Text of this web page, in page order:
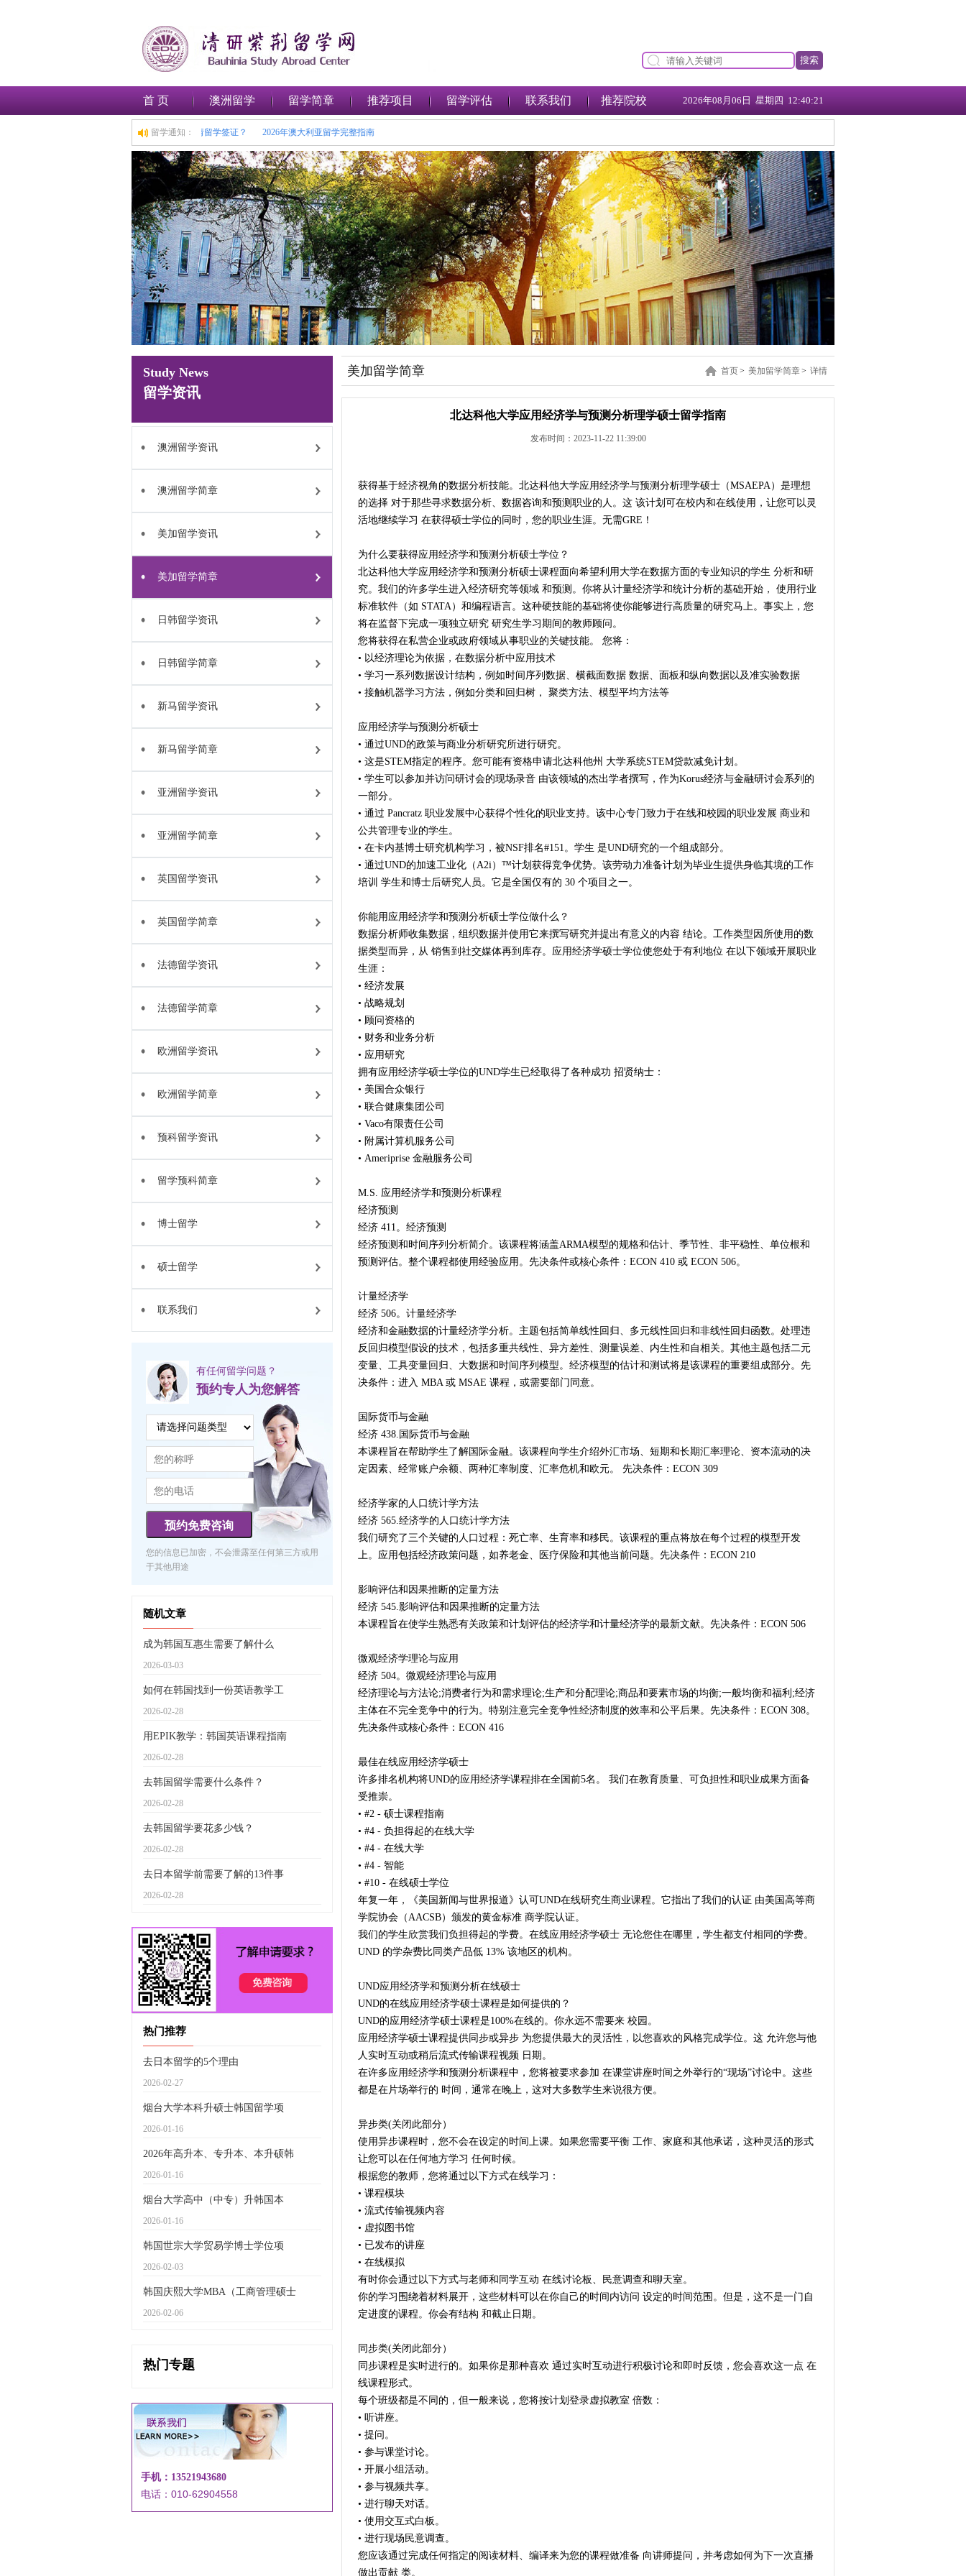
搜索
首 页 澳洲留学 留学简章 推荐项目 留学评估 联系我们 推荐院校 2026年08月06日 星期四 12:40:22
留学通知：
科到博士，擦亮眼睛守护求学之路 如何在澳大利亚申请留学签证？ 2026年澳大利亚留学完整指南
Study News
留学资讯
澳洲留学资讯
澳洲留学简章
美加留学资讯
美加留学简章
日韩留学资讯
日韩留学简章
新马留学资讯
新马留学简章
亚洲留学资讯
亚洲留学简章
英国留学资讯
英国留学简章
法德留学资讯
法德留学简章
欧洲留学资讯
欧洲留学简章
预科留学资讯
留学预科简章
博士留学
硕士留学
联系我们
有任何留学问题？
预约专人为您解答
预约免费咨询
您的信息已加密，不会泄露至任何第三方或用
于其他用途
随机文章
成为韩国互惠生需要了解什么
2026-03-03
如何在韩国找到一份英语教学工
2026-02-28
用EPIK教学：韩国英语课程指南
2026-02-28
去韩国留学需要什么条件？
2026-02-28
去韩国留学要花多少钱？
2026-02-28
去日本留学前需要了解的13件事
2026-02-28
热门推荐
去日本留学的5个理由
2026-02-27
烟台大学本科升硕士韩国留学项
2026-01-16
2026年高升本、专升本、本升硕韩
2026-01-16
烟台大学高中（中专）升韩国本
2026-01-16
韩国世宗大学贸易学博士学位项
2026-02-03
韩国庆熙大学MBA（工商管理硕士
2026-02-06
热门专题
手机：13521943680
电话：010-62904558
首页> 美加留学简章> 详情
美加留学简章
北达科他大学应用经济学与预测分析理学硕士留学指南
发布时间：2023-11-22 11:39:00
获得基于经济视角的数据分析技能。北达科他大学应用经济学与预测分析理学硕士（MSAEPA）是理想
的选择 对于那些寻求数据分析、数据咨询和预测职业的人。这 该计划可在校内和在线使用，让您可以灵
活地继续学习 在获得硕士学位的同时，您的职业生涯。无需GRE！
为什么要获得应用经济学和预测分析硕士学位？
北达科他大学应用经济学和预测分析硕士课程面向希望利用大学在数据方面的专业知识的学生 分析和研
究。我们的许多学生进入经济研究等领域 和预测。你将从计量经济学和统计分析的基础开始， 使用行业
标准软件（如 STATA）和编程语言。这种硬技能的基础将使你能够进行高质量的研究马上。事实上，您
将在监督下完成一项独立研究 研究生学习期间的教师顾问。
您将获得在私营企业或政府领域从事职业的关键技能。 您将：
• 以经济理论为依据，在数据分析中应用技术
• 学习一系列数据设计结构，例如时间序列数据、横截面数据 数据、面板和纵向数据以及准实验数据
• 接触机器学习方法，例如分类和回归树， 聚类方法、模型平均方法等
应用经济学与预测分析硕士
• 通过UND的政策与商业分析研究所进行研究。
• 这是STEM指定的程序。您可能有资格申请北达科他州 大学系统STEM贷款减免计划。
• 学生可以参加并访问研讨会的现场录音 由该领域的杰出学者撰写，作为Korus经济与金融研讨会系列的
一部分。
• 通过 Pancratz 职业发展中心获得个性化的职业支持。该中心专门致力于在线和校园的职业发展 商业和
公共管理专业的学生。
• 在卡内基博士研究机构学习，被NSF排名#151。学生 是UND研究的一个组成部分。
• 通过UND的加速工业化（A2i）™计划获得竞争优势。该劳动力准备计划为毕业生提供身临其境的工作
培训 学生和博士后研究人员。它是全国仅有的 30 个项目之一。
你能用应用经济学和预测分析硕士学位做什么？
数据分析师收集数据，组织数据并使用它来撰写研究并提出有意义的内容 结论。工作类型因所使用的数
据类型而异，从 销售到社交媒体再到库存。应用经济学硕士学位使您处于有利地位 在以下领域开展职业
生涯：
• 经济发展
• 战略规划
• 顾问资格的
• 财务和业务分析
• 应用研究
拥有应用经济学硕士学位的UND学生已经取得了各种成功 招贤纳士：
• 美国合众银行
• 联合健康集团公司
• Vaco有限责任公司
• 附属计算机服务公司
• Ameriprise 金融服务公司
M.S. 应用经济学和预测分析课程
经济预测
经济 411。经济预测
经济预测和时间序列分析简介。该课程将涵盖ARMA模型的规格和估计、季节性、非平稳性、单位根和
预测评估。整个课程都使用经验应用。先决条件或核心条件：ECON 410 或 ECON 506。
计量经济学
经济 506。计量经济学
经济和金融数据的计量经济学分析。主题包括简单线性回归、多元线性回归和非线性回归函数。处理违
反回归模型假设的技术，包括多重共线性、异方差性、测量误差、内生性和自相关。其他主题包括二元
变量、工具变量回归、大数据和时间序列模型。经济模型的估计和测试将是该课程的重要组成部分。先
决条件：进入 MBA 或 MSAE 课程，或需要部门同意。
国际货币与金融
经济 438.国际货币与金融
本课程旨在帮助学生了解国际金融。该课程向学生介绍外汇市场、短期和长期汇率理论、资本流动的决
定因素、经常账户余额、两种汇率制度、汇率危机和欧元。 先决条件：ECON 309
经济学家的人口统计学方法
经济 565.经济学的人口统计学方法
我们研究了三个关键的人口过程：死亡率、生育率和移民。该课程的重点将放在每个过程的模型开发
上。应用包括经济政策问题，如养老金、医疗保险和其他当前问题。先决条件：ECON 210
影响评估和因果推断的定量方法
经济 545.影响评估和因果推断的定量方法
本课程旨在使学生熟悉有关政策和计划评估的经济学和计量经济学的最新文献。先决条件：ECON 506
微观经济学理论与应用
经济 504。微观经济理论与应用
经济理论与方法论;消费者行为和需求理论;生产和分配理论;商品和要素市场的均衡;一般均衡和福利;经济
主体在不完全竞争中的行为。特别注意完全竞争性经济制度的效率和公平后果。先决条件：ECON 308。
先决条件或核心条件：ECON 416
最佳在线应用经济学硕士
许多排名机构将UND的应用经济学课程排在全国前5名。 我们在教育质量、可负担性和职业成果方面备
受推崇。
• #2 - 硕士课程指南
• #4 - 负担得起的在线大学
• #4 - 在线大学
• #4 - 智能
• #10 - 在线硕士学位
年复一年，《美国新闻与世界报道》认可UND在线研究生商业课程。它指出了我们的认证 由美国高等商
学院协会（AACSB）颁发的黄金标准 商学院认证。
我们的学生欣赏我们负担得起的学费。在线应用经济学硕士 无论您住在哪里，学生都支付相同的学费。
UND 的学杂费比同类产品低 13% 该地区的机构。
UND应用经济学和预测分析在线硕士
UND的在线应用经济学硕士课程是如何提供的？
UND的应用经济学硕士课程是100%在线的。你永远不需要来 校园。
应用经济学硕士课程提供同步或异步 为您提供最大的灵活性，以您喜欢的风格完成学位。这 允许您与他
人实时互动或稍后流式传输课程视频 日期。
在许多应用经济学和预测分析课程中，您将被要求参加 在课堂讲座时间之外举行的“现场”讨论中。这些
都是在片场举行的 时间，通常在晚上，这对大多数学生来说很方便。
异步类(关闭此部分）
使用异步课程时，您不会在设定的时间上课。如果您需要平衡 工作、家庭和其他承诺，这种灵活的形式
让您可以在任何地方学习 任何时候。
根据您的教师，您将通过以下方式在线学习：
• 课程模块
• 流式传输视频内容
• 虚拟图书馆
• 已发布的讲座
• 在线模拟
有时你会通过以下方式与老师和同学互动 在线讨论板、民意调查和聊天室。
你的学习围绕着材料展开，这些材料可以在你自己的时间内访问 设定的时间范围。但是，这不是一门自
定进度的课程。你会有结构 和截止日期。
同步类(关闭此部分）
同步课程是实时进行的。如果你是那种喜欢 通过实时互动进行积极讨论和即时反馈，您会喜欢这一点 在
线课程形式。
每个班级都是不同的，但一般来说，您将按计划登录虚拟教室 倍数：
• 听讲座。
• 提问。
• 参与课堂讨论。
• 开展小组活动。
• 参与视频共享。
• 进行聊天对话。
• 使用交互式白板。
• 进行现场民意调查。
您应该通过完成任何指定的阅读材料、编译来为您的课程做准备 向讲师提问，并考虑如何为下一次直播
做出贡献 类。